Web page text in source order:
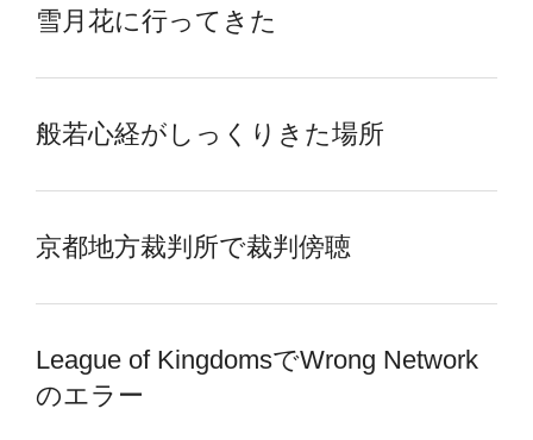
雪月花に行ってきた
般若心経がしっくりきた場所
京都地方裁判所で裁判傍聴
League of KingdomsでWrong Network
のエラー